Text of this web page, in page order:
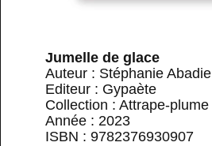
Jumelle de glace
Auteur : Stéphanie Abadie
Editeur : Gypaète
Collection : Attrape-plume
Année : 2023
ISBN : 9782376930907